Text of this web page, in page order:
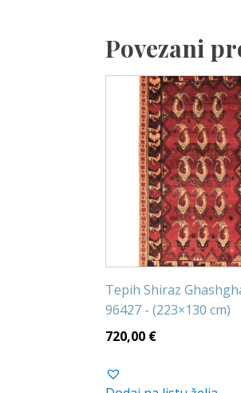
Povezani
Tepih Shiraz
96427 - (223×130 cm)
720,00 €